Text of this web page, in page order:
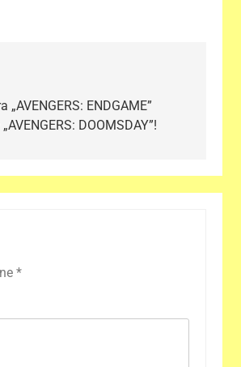
„AVENGERS: ENDGAME”
DOOMSDAY”!
*